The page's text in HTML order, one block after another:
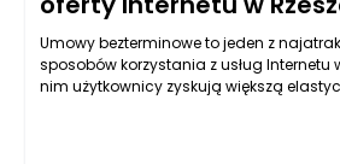
Umowy bezterminowe to jeden z
sposobów korzystania z usług Internetu
nim użytkownicy zyskują większą